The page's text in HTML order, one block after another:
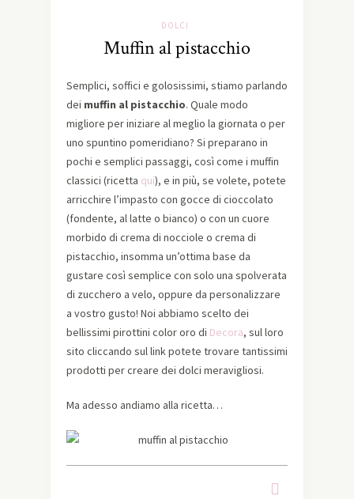
DOLCI
Muffin al pistacchio
Semplici, soffici e golosissimi, stiamo parlando
dei muffin al pistacchio. Quale modo
migliore per iniziare al meglio la giornata o per
uno spuntino pomeridiano? Si preparano in
pochi e semplici passaggi, così come i muffin
classici (ricetta qui), e in più, se volete, potete
arricchire l’impasto con gocce di cioccolato
(fondente, al latte o bianco) o con un cuore
morbido di crema di nocciole o crema di
pistacchio, insomma un’ottima base da
gustare così semplice con solo una spolverata
di zucchero a velo, oppure da personalizzare
a vostro gusto! Noi abbiamo scelto dei
bellissimi pirottini color oro di Decora, sul loro
sito cliccando sul link potete trovare tantissimi
prodotti per creare dei dolci meravigliosi.
Ma adesso andiamo alla ricetta…